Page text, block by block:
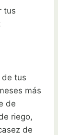
tus
de tus
más
de
riego,
de